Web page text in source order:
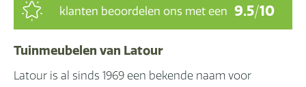
klanten beoordelen ons met een 9.5/10
Tuinmeubelen van Latour
Latour is al sinds 1969 een bekende naam voor